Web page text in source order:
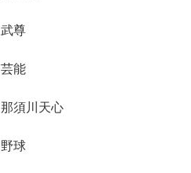
武尊
芸能
那須川天心
野球